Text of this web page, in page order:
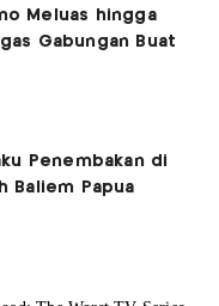
Meluas hingga
Gabungan Buat
Penembakan di
Baliem Papua